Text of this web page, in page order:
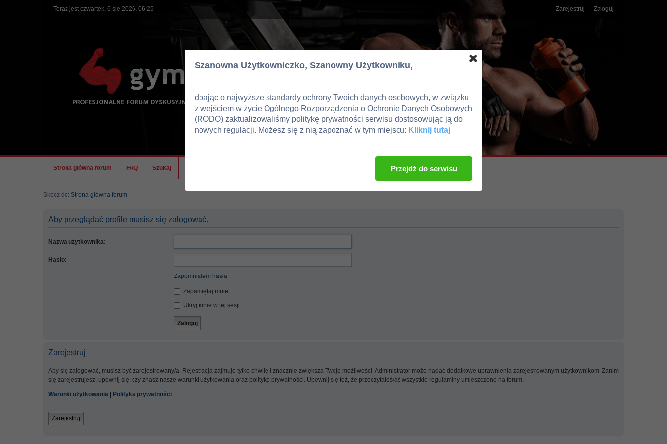
Teraz jest czwartek, 6 sie 2026, 06:25 Zarejestruj Zaloguj
Strona główna forum FAQ Szukaj
Skocz do: Strona główna forum
Aby przeglądać profile musisz się zalogować.
Nazwa użytkownika:
Hasło:
Zapomniałem hasła
Zapamiętaj mnie
Ukryj mnie w tej sesji
Zarejestruj
Aby się zalogować, musisz być zarejestrowany/a. Rejestracja zajmuje tylko chwilę i znacznie zwiększa Twoje możliwości. Administrator może nadać dodatkowe uprawnienia zarejestrowanym użytkownikom. Zanim
się zarejestrujesz, upewnij się, czy znasz nasze warunki użytkowania oraz politykę prywatności. Upewnij się też, że przeczytałeś/aś wszystkie regulaminy umieszczone na forum.
Warunki użytkowania Polityka prywatności
Zarejestruj
Szanowna Użytkowniczko, Szanowny Użytkowniku,
dbając o najwyższe standardy ochrony Twoich danych osobowych, w związku
z wejściem w życie Ogólnego Rozporządzenia o Ochronie Danych Osobowych
(RODO) zaktualizowaliśmy politykę prywatności serwisu dostosowując ją do
nowych regulacji. Możesz się z nią zapoznać w tym miejscu: Kliknij tutaj
Przejdź do serwisu